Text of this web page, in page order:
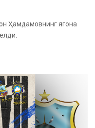
Ҳамдамовнинг ягона